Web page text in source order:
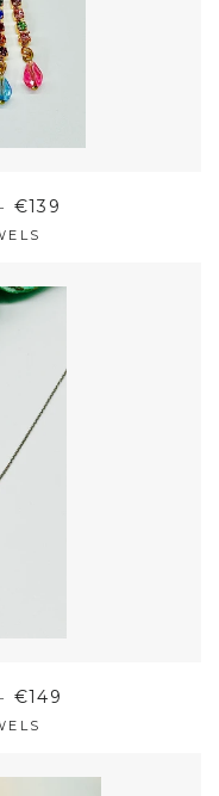
NORMALER PREIS
€139
NORMALER PREIS
€149